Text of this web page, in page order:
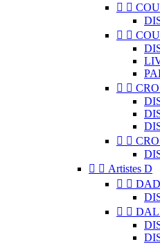
 
 
 
 
  Artistes D
 
 